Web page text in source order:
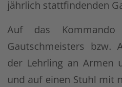
jährlich stattfindenden
Auf das Kommando
Gautschmeisters bzw.
der Lehrling an Armen
und auf einen Stuhl mit